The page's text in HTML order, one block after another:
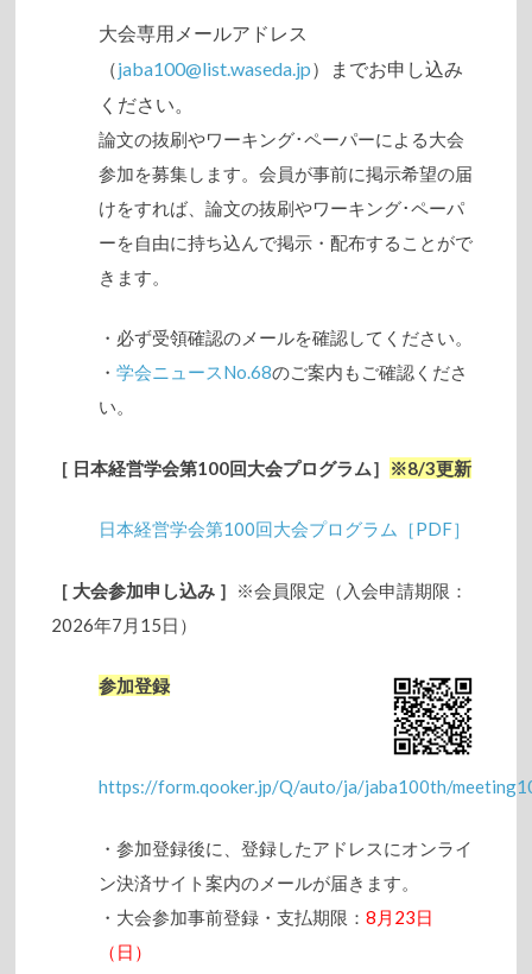
大会専用メールアドレス
（jaba100@list.waseda.jp）までお申し込み
ください。
論文の抜刷やワーキング･ペーパーによる大会
参加を募集します。会員が事前に掲示希望の届
けをすれば、論文の抜刷やワーキング･ペーパ
ーを自由に持ち込んで掲示・配布することがで
きます。
・必ず受領確認のメールを確認してください。
・学会ニュースNo.68のご案内もご確認くださ
い。
［ 日本経営学会第100回大会プログラム］ ※8/3更新
日本経営学会第100回大会プログラム［PDF］
［ 大会参加申し込み ］ ※会員限定（入会申請期限：
2026年7月15日）
参加登録
https://form.qooker.jp/Q/auto/ja/jaba100th/
・参加登録後に、登録したアドレスにオンライ
ン決済サイト案内のメールが届きます。
・大会参加事前登録・支払期限：8月23日
（日）